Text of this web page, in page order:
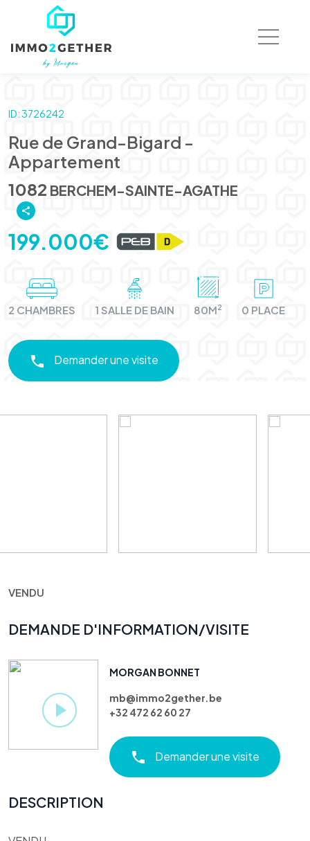
ID: 3726242
Rue de Grand-Bigard -
Appartement
1082 BERCHEM-SAINTE-AGATHE
199.000€
2 CHAMBRES 1 SALLE DE BAIN 80M2 0 PLACE
Demander une visite
VENDU
DEMANDE D'INFORMATION/VISITE
MORGAN BONNET
mb@immo2gether.be
+32 472 62 60 27
Demander une visite
DESCRIPTION